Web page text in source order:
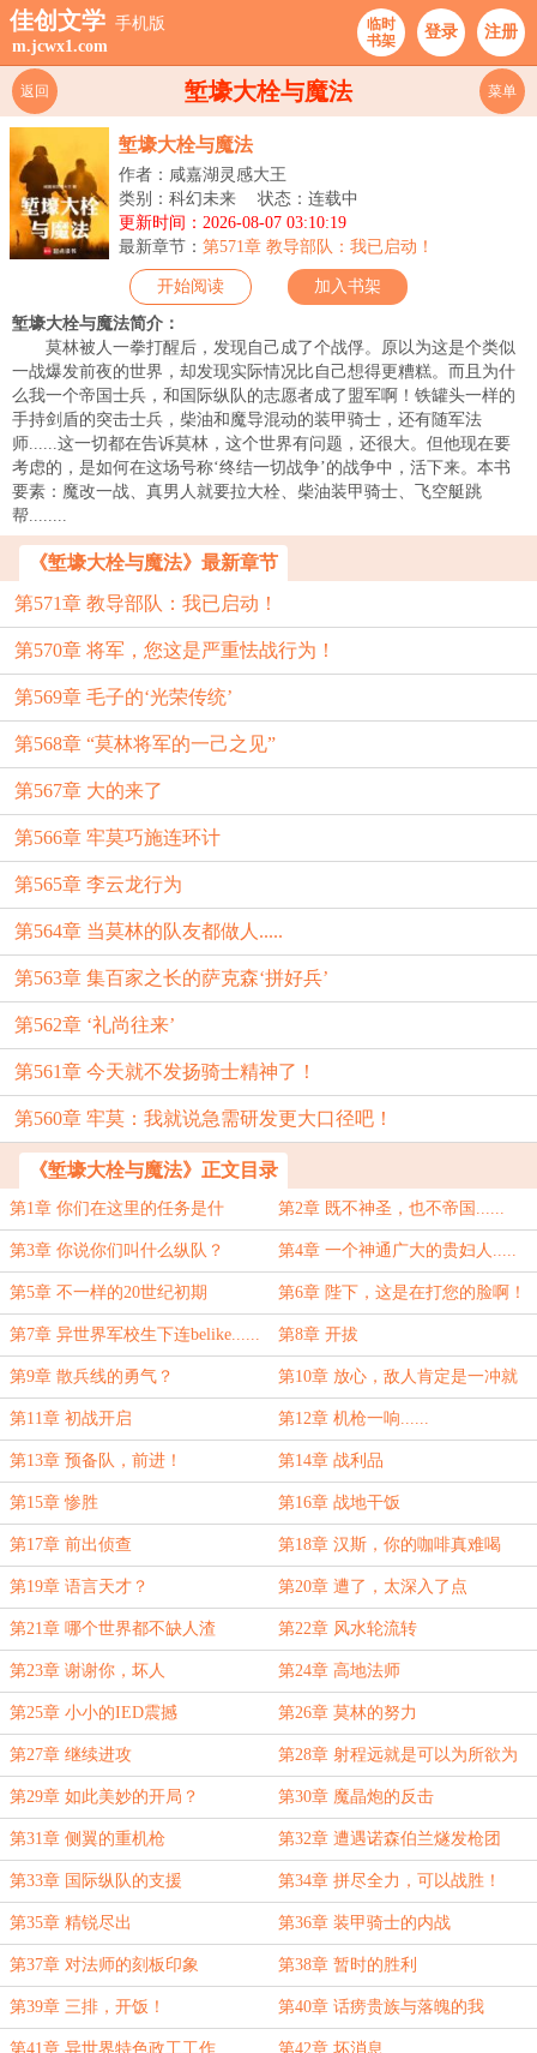
佳创文学 手机版
m.jcwx1.com
临时
书架
登录 注册
堑壕大栓与魔法
返回 菜单
堑壕大栓与魔法
作者：咸嘉湖灵感大王
类别：科幻未来
状态：连载中
更新时间：2026-08-07 03:10:19
最新章节： 第571章 教导部队：我已启动！
开始阅读 加入书架
堑壕大栓与魔法简介：
莫林被人一拳打醒后，发现自己成了个战俘。原以为这是个类似
一战爆发前夜的世界，却发现实际情况比自己想得更糟糕。而且为什
么我一个帝国士兵，和国际纵队的志愿者成了盟军啊！铁罐头一样的
手持剑盾的突击士兵，柴油和魔导混动的装甲骑士，还有随军法
师......这一切都在告诉莫林，这个世界有问题，还很大。但他现在要
考虑的，是如何在这场号称‘终结一切战争’的战争中，活下来。本书
要素：魔改一战、真男人就要拉大栓、柴油装甲骑士、飞空艇跳
帮........
《堑壕大栓与魔法》最新章节
第571章 教导部队：我已启动！
第570章 将军，您这是严重怯战行为！
第569章 毛子的‘光荣传统’
第568章 “莫林将军的一己之见”
第567章 大的来了
第566章 牢莫巧施连环计
第565章 李云龙行为
第564章 当莫林的队友都做人.....
第563章 集百家之长的萨克森‘拼好兵’
第562章 ‘礼尚往来’
第561章 今天就不发扬骑士精神了！
第560章 牢莫：我就说急需研发更大口径吧！
《堑壕大栓与魔法》正文目录
第1章 你们在这里的任务是什
么？！
第2章 既不神圣，也不帝国......
第3章 你说你们叫什么纵队？ 第4章 一个神通广大的贵妇人.....
第5章 不一样的20世纪初期 第6章 陛下，这是在打您的脸啊！
第7章 异世界军校生下连belike...... 第8章 开拔
第9章 散兵线的勇气？ 第10章 放心，敌人肯定是一冲就
散！
第11章 初战开启 第12章 机枪一响......
第13章 预备队，前进！ 第14章 战利品
第15章 惨胜 第16章 战地干饭
第17章 前出侦查 第18章 汉斯，你的咖啡真难喝
第19章 语言天才？ 第20章 遭了，太深入了点
第21章 哪个世界都不缺人渣 第22章 风水轮流转
第23章 谢谢你，坏人 第24章 高地法师
第25章 小小的IED震撼 第26章 莫林的努力
第27章 继续进攻 第28章 射程远就是可以为所欲为
第29章 如此美妙的开局？ 第30章 魔晶炮的反击
第31章 侧翼的重机枪 第32章 遭遇诺森伯兰燧发枪团
第33章 国际纵队的支援 第34章 拼尽全力，可以战胜！
第35章 精锐尽出 第36章 装甲骑士的内战
第37章 对法师的刻板印象 第38章 暂时的胜利
第39章 三排，开饭！ 第40章 话痨贵族与落魄的我
第41章 异世界特色政工工作 第42章 坏消息